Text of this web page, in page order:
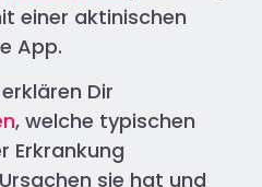
einer aktinischen
App.
Dir
, welche typischen
Erkrankung
sie hat und